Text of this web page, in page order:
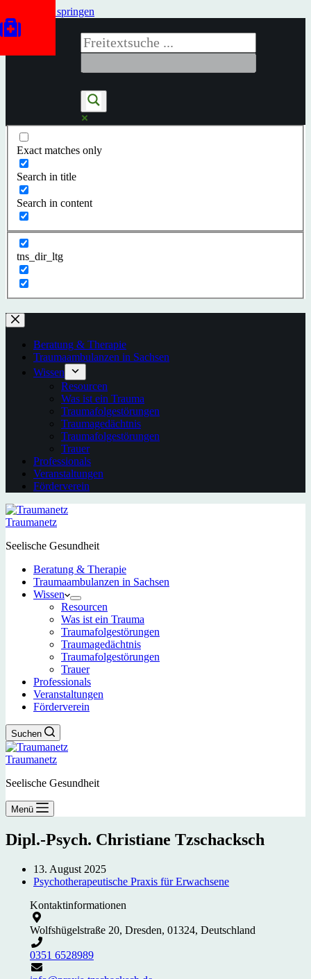
Zum Inhalt springen
Exact matches only
Search in title
Search in content
tns_dir_ltg
Beratung & Therapie
Traumaambulanzen in Sachsen
Wissen
Resourcen
Was ist ein Trauma
Traumafolgestörungen
Traumagedächtnis
Traumafolgestörungen
Trauer
Professionals
Veranstaltungen
Förderverein
Traumanetz
Seelische Gesundheit
Beratung & Therapie
Traumaambulanzen in Sachsen
Wissen
Resourcen
Was ist ein Trauma
Traumafolgestörungen
Traumagedächtnis
Traumafolgestörungen
Trauer
Professionals
Veranstaltungen
Förderverein
Suchen
Traumanetz
Seelische Gesundheit
Menü
Dipl.-Psych. Christiane Tzschacksch
13. August 2025
Psychotherapeutische Praxis für Erwachsene
Kontaktinformationen
Wolfshügelstraße 20, Dresden, 01324, Deutschland
0351 6528989